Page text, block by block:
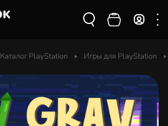
Каталог PlayStation Игры для PlayStation